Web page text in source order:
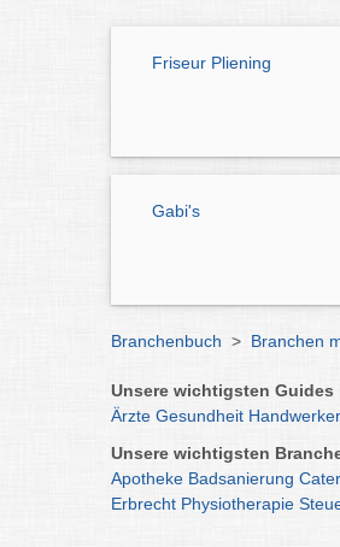
Friseur Pliening
Gabi's
Branchenbuch > Branchen
Unsere wichtigsten Guides
Ärzte Gesundheit Handwerker
Unsere wichtigsten
Apotheke Badsanierung
Erbrecht Physiotherapie